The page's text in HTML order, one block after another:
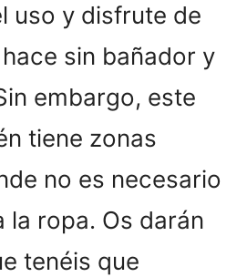
uso y disfrute de
sin bañador y
embargo, este
tiene zonas
no es necesario
la ropa. Os darán
tenéis que